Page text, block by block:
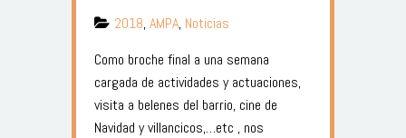
2018, AMPA, Noticias
Como broche final a una semana
cargada de actividades y actuaciones,
visita a belenes del barrio, cine de
Navidad y villancicos,…etc , nos